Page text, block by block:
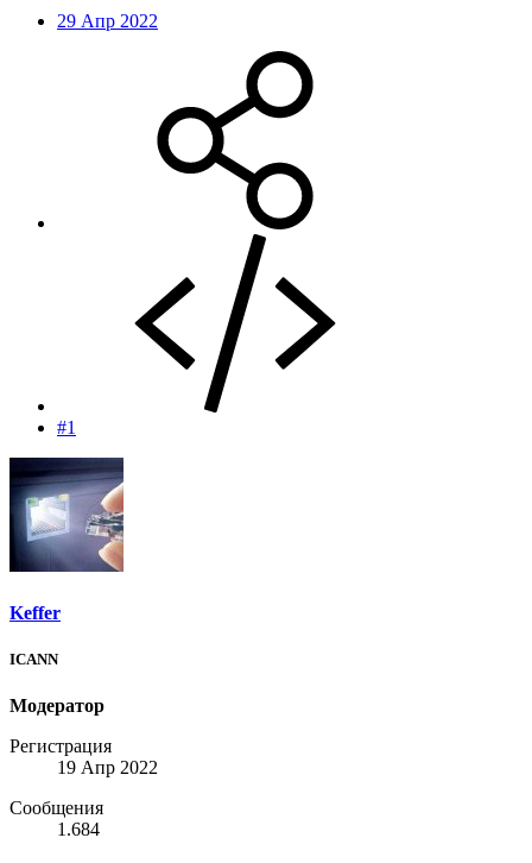
29 Апр 2022
#1
Keffer
ICANN
Модератор
Регистрация
19 Апр 2022
Сообщения
1.684